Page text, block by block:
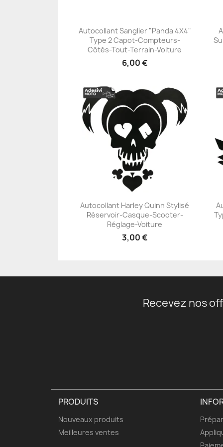
+23
Autocollant Sanglier "Panda 4X4"
Type 2 Capot-Compteurs-
Côtés-Tout-Terrain-Voiture
6,00 €
+23
Autocollant Harley Quinn Stylisé
Réservoir-Casque-Scooter-
Réglage-Voiture
3,00 €
Recevez nos
PRODUITS
Nouveaux produits
Meilleures ventes